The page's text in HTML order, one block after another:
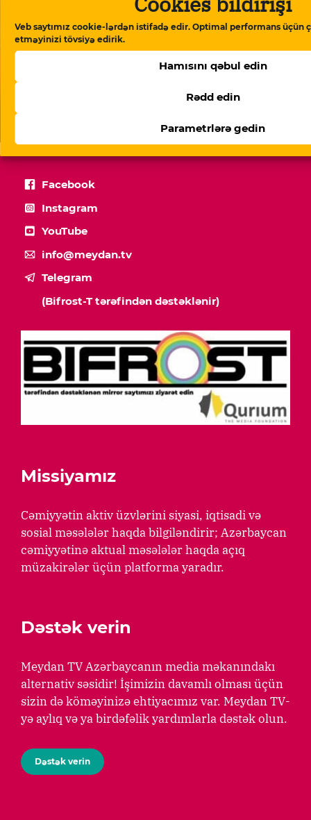
Veb saytımız cookie-lərdən istifadə edir. Optimal performans üçün
etməyinizi tövsiyə edirik.
Hamısını qəbul edin
Rədd edin
Parametrlərə gedin
“İstəmirəm başqa ana da bunu yaşasın” – ölən
Facebook
Instagram
YouTube
info@meydan.tv
Telegram
(Bifrost-T tərəfindən dəstəklənir)
Missiyamız
Cəmiyyətin aktiv üzvlərini siyasi, iqtisadi və
sosial məsələlər haqda bilgiləndirir; Azərbaycan
cəmiyyətinə aktual məsələlər haqda açıq
müzakirələr üçün platforma yaradır.
Dəstək verin
Meydan TV Azərbaycanın media məkanındakı
alternativ səsidir! İşimizin davamlı olması üçün
sizin də köməyinizə ehtiyacımız var. Meydan TV-
yə aylıq və ya birdəfəlik yardımlarla dəstək olun.
Dəstək verin